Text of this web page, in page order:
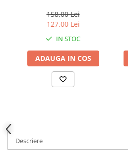
Accesorii baie
Cuiere si suporturi prosoape
Rafturi si depozitare
Accesorii lavoare
Cosuri de rufe
negru
158,00 Lei
127,00 Lei
IN STOC
ADAUGA IN COS
Descriere